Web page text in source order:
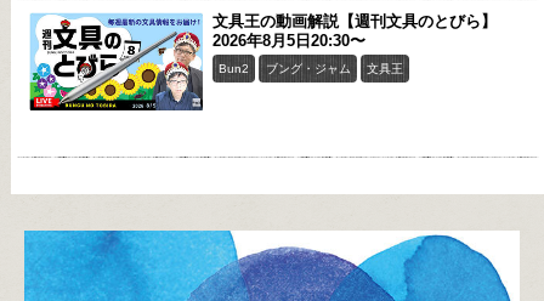
文具王の動画解説【週刊文具のとびら】
2026年8月5日20:30〜
Bun2 ブング・ジャム 文具王